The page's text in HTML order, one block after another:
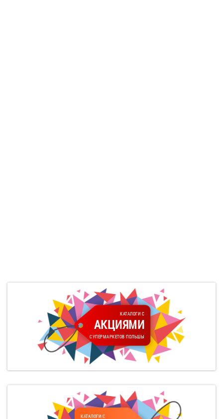
КАТАЛОГИ С
АКЦИЯМИ
СУПЕРМАРКЕТОВ ПОЛЬШЫ
КАТАЛОГИ С